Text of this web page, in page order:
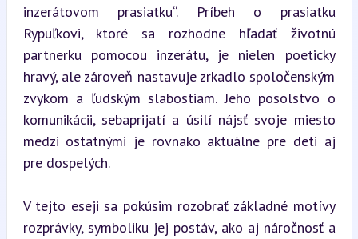
inzerátovom prasiatku“. Príbeh o prasiatku
Rypuľkovi, ktoré sa rozhodne hľadať životnú
partnerku pomocou inzerátu, je nielen poeticky
hravý, ale zároveň nastavuje zrkadlo spoločenským
zvykom a ľudským slabostiam. Jeho posolstvo o
komunikácii, sebaprijatí a úsilí nájsť svoje miesto
medzi ostatnými je rovnako aktuálne pre deti aj
pre dospelých.
V tejto eseji sa pokúsim rozobrať základné motívy
rozprávky, symboliku jej postáv, ako aj náročnosť a